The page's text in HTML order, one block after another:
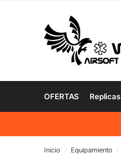
OFERTAS Replicas
Inicio / Equipamiento /